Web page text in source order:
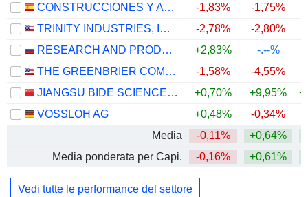
CONSTRUCCIONES Y AUXILIAR DE FERROCARRILES, S.A.
-1,83% -1,75%
TRINITY INDUSTRIES, INC.
-2,78% -2,80%
RESEARCH AND PRODUCTION CORPORATION UNITED WAGON COMPANY
+2,83%
-.--%
THE GREENBRIER COMPANIES, INC.
-1,58% -4,55%
JIANGSU BIDE SCIENCE AND TECHNOLOGY CO.,LTD.
+0,70% +9,95%
VOSSLOH AG
+0,48% -0,34%
Media
-0,11% +0,64%
Media ponderata per Capi.
-0,16% +0,61%
Vedi tutte le performance del settore